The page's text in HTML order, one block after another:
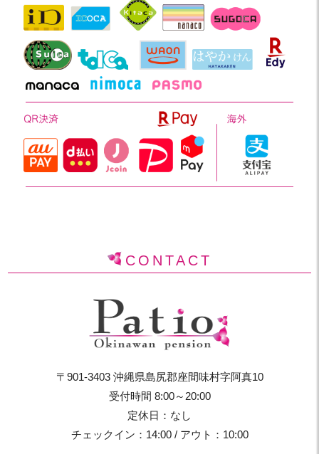
CONTACT
〒901-3403 沖縄県島尻郡座間味村字阿真10
受付時間 8:00～20:00
定休日：なし
チェックイン：14:00 / アウト：10:00